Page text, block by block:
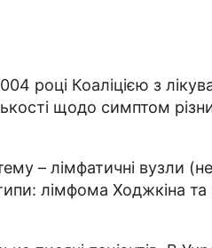
році Коаліцією з
щодо симптом
– лімфатичні вузли
лімфома Ходжкіна